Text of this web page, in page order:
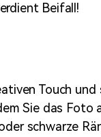
Beifall!
Touch
Sie das Foto
schwarze